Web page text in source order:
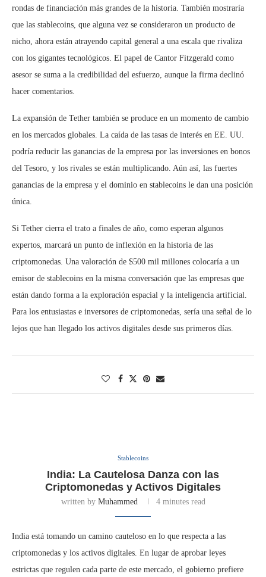
rondas de financiación más grandes de la historia. También mostraría
que las stablecoins, que alguna vez se consideraron un producto de
nicho, ahora están atrayendo capital general a una escala que rivaliza
con los gigantes tecnológicos. El papel de Cantor Fitzgerald como
asesor se suma a la credibilidad del esfuerzo, aunque la firma declinó
hacer comentarios.
La expansión de Tether también se produce en un momento de cambio
en los mercados globales. La caída de las tasas de interés en EE. UU.
podría reducir las ganancias de la empresa por las inversiones en bonos
del Tesoro, y los rivales se están multiplicando. Aún así, las fuertes
ganancias de la empresa y el dominio en stablecoins le dan una posición
única.
Si Tether cierra el trato a finales de año, como esperan algunos
expertos, marcará un punto de inflexión en la historia de las
criptomonedas. Una valoración de $500 mil millones colocaría a un
emisor de stablecoins en la misma conversación que las empresas que
están dando forma a la exploración espacial y la inteligencia artificial.
Para los entusiastas e inversores de criptomonedas, sería una señal de lo
lejos que han llegado los activos digitales desde sus primeros días.
Stablecoins
India: La Cautelosa Danza con las
Criptomonedas y Activos Digitales
written by Muhammed 4 minutes read
India está tomando un camino cauteloso en lo que respecta a las
criptomonedas y los activos digitales. En lugar de aprobar leyes
estrictas que regulen cada parte de este mercado, el gobierno prefiere